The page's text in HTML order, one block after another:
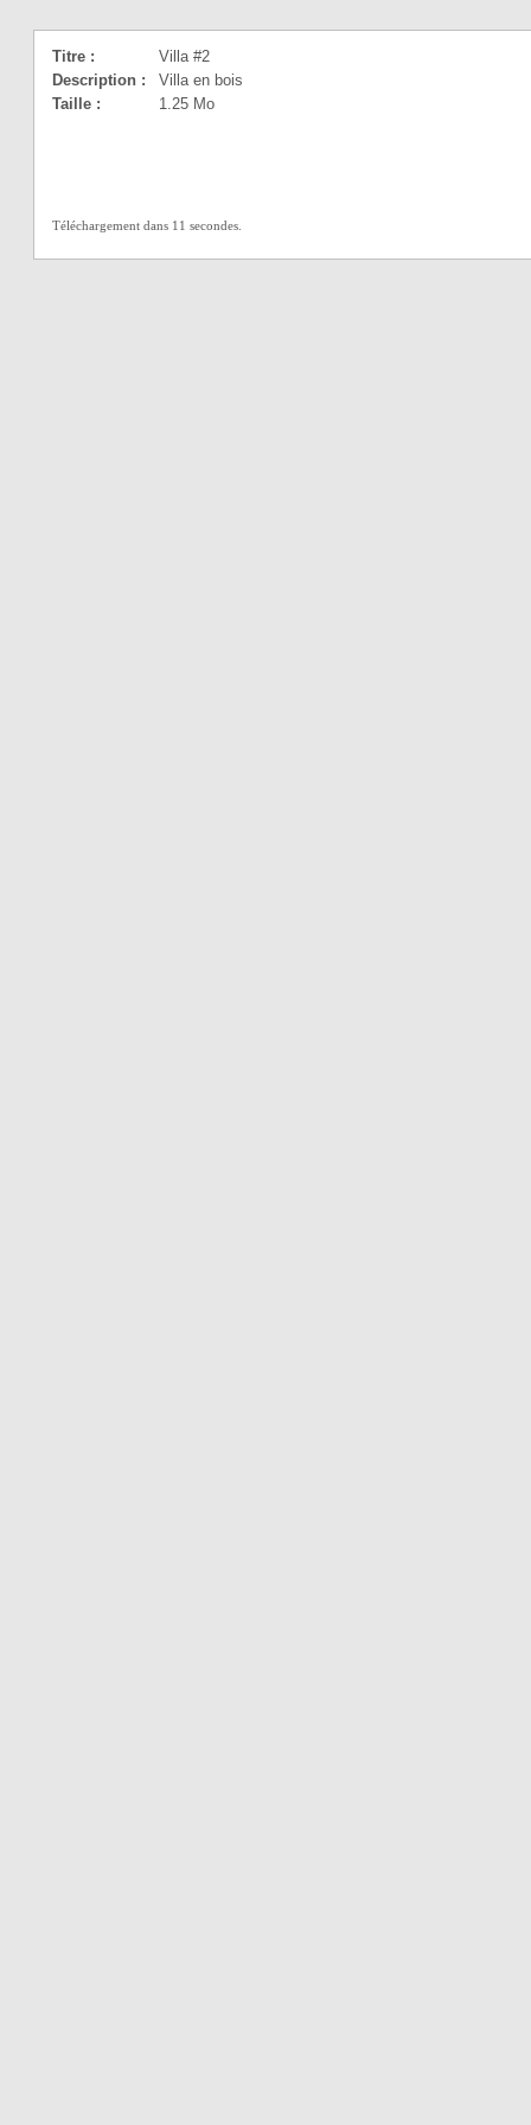
Titre :
Villa #2
Description :
Villa en bois
Taille :
1.25 Mo
Téléchargement dans 10 secondes.